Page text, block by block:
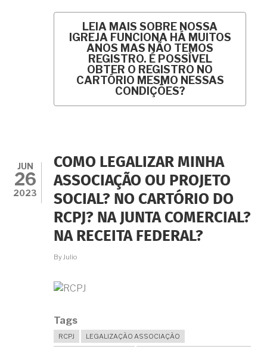
LEIA MAIS SOBRE NOSSA
IGREJA FUNCIONA HÁ MUITOS
ANOS MAS NÃO TEMOS
REGISTRO. É POSSÍVEL
OBTER O REGISTRO NO
CARTÓRIO MESMO NESSAS
CONDIÇÕES?
JUN
26
2023
COMO LEGALIZAR MINHA
ASSOCIAÇÃO OU PROJETO
SOCIAL? NO CARTÓRIO DO
RCPJ? NA JUNTA COMERCIAL?
NA RECEITA FEDERAL?
ByJulio
Tags
RCPJ
LEGALIZAÇÃO ASSOCIAÇÃO